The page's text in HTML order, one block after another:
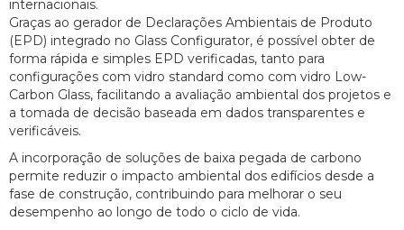
internacionais.
Graças ao gerador de Declarações Ambientais de Produto
(EPD) integrado no Glass Configurator, é possível obter de
forma rápida e simples EPD verificadas, tanto para
configurações com vidro standard como com vidro Low-
Carbon Glass, facilitando a avaliação ambiental dos projetos e
a tomada de decisão baseada em dados transparentes e
verificáveis.
A incorporação de soluções de baixa pegada de carbono
permite reduzir o impacto ambiental dos edifícios desde a
fase de construção, contribuindo para melhorar o seu
desempenho ao longo de todo o ciclo de vida.